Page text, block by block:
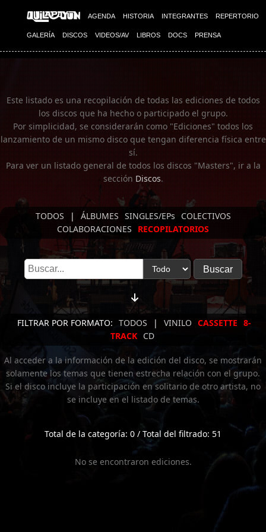
AGENDA HISTORIA INTEGRANTES REPERTORIO
GALERÍA DISCOS VIDEOS/AV LIBROS DOCS PRENSA
Imagen 01
Este listado es una recopilación de todas las ediciones de todos
los discos que ha hecho o participado el grupo.
Por simplicidad, se considerarán como "Ediciones" todos los
lanzamiento de un mismo disco que tengan diferencia física entre
sí.
Para ver un listado general de todos los discos "Masters", ir a la
secciónDiscos.
TODOS | ÁLBUMES SINGLES/EPs
COLECTIVOS
COLABORACIONES
RECOPILATORIOS
FILTRAR POR FORMATO: TODOS | VINILO CASSETTE 8-
TRACK
CD
Al acceder a la información de la edición del disco, se mostrarán
solamente los temas que tienen estrecha relación con el grupo.
Si el disco incluye la participación en solitario de otro artista, no
se incluye en el listado de temas.
Total de la categoría: 0 / Total del filtrado: 51
No se encontraron ediciones.